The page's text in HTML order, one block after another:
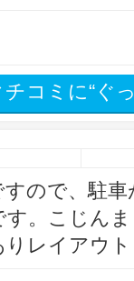
コミに“ぐ
ので、駐
。こじん
レイアウ